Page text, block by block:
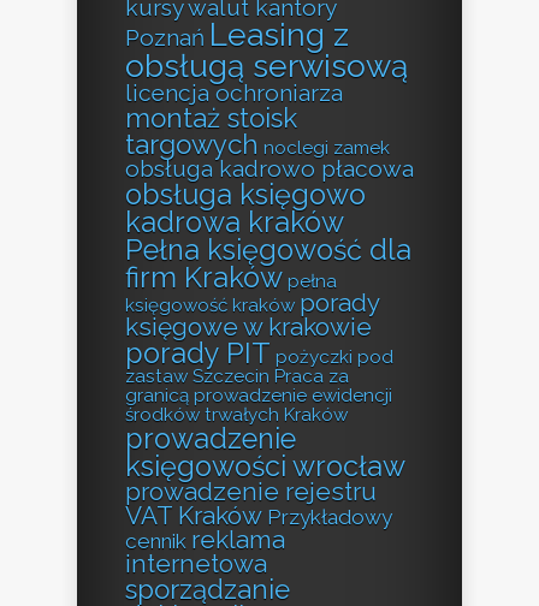
kursy walut kantory
Poznań Leasing z
obsługą serwisową
licencja ochroniarza
montaż stoisk
targowych noclegi zamek
obsługa kadrowo płacowa
obsługa księgowo
kadrowa kraków
Pełna księgowość dla
firm Kraków pełna
księgowość kraków porady
księgowe w krakowie
porady PIT pożyczki pod
zastaw Szczecin Praca za
granicą prowadzenie ewidencji
środków trwałych Kraków
prowadzenie
księgowości wrocław
prowadzenie rejestru
VAT Kraków Przykładowy
cennik reklama
internetowa
sporządzanie